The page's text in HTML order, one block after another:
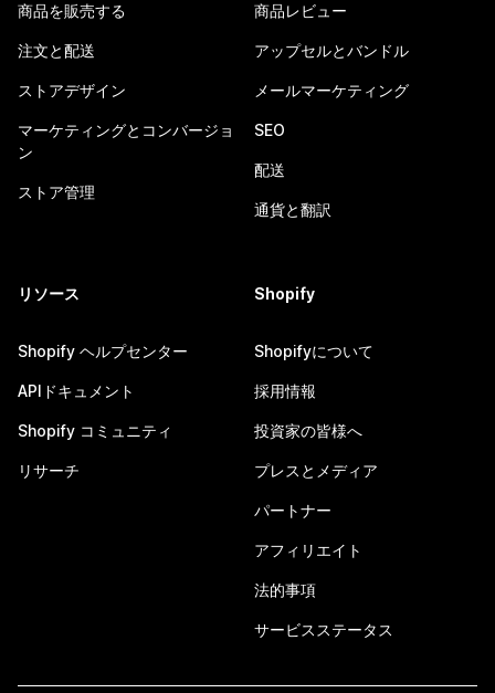
商品を販売する
注文と配送
ストアデザイン
マーケティングとコンバージョ
ン
ストア管理
商品レビュー
アップセルとバンドル
メールマーケティング
SEO
配送
通貨と翻訳
リソース
Shopify ヘルプセンター
APIドキュメント
Shopify コミュニティ
リサーチ
Shopify
Shopifyについて
採用情報
投資家の皆様へ
プレスとメディア
パートナー
アフィリエイト
法的事項
サービスステータス